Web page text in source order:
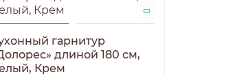
гарнитур
длиной 180 см,
Крем